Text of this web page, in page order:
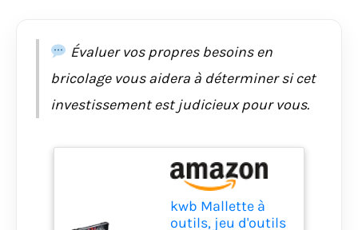
Évaluer vos propres besoins en
bricolage vous aidera à déterminer si cet
investissement est judicieux pour vous.
kwb Mallette à
outils, jeu d'outils